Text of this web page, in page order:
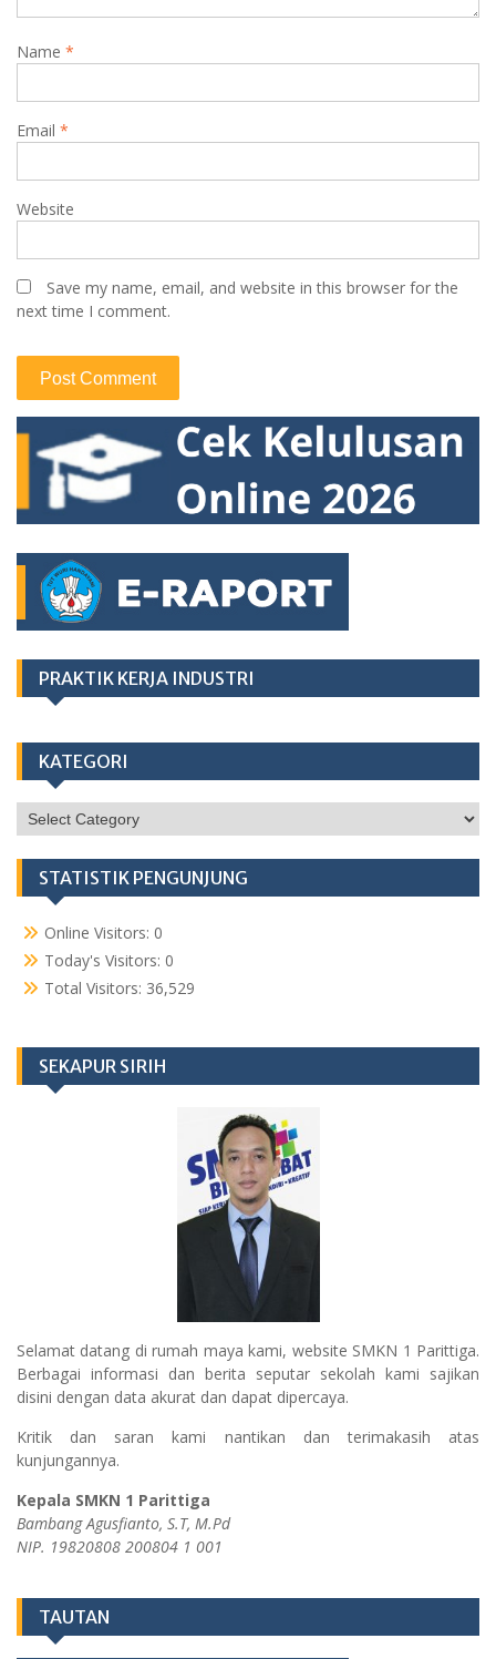
Name *
Email *
Website
Save my name, email, and website in this browser for the
next time I comment.
PRAKTIK KERJA INDUSTRI
KATEGORI
KATEGORI
STATISTIK PENGUNJUNG
Online Visitors: 0
Today's Visitors: 0
Total Visitors: 36,529
SEKAPUR SIRIH
Selamat datang di rumah maya kami, website SMKN 1 Parittiga.
Berbagai informasi dan berita seputar sekolah kami sajikan
disini dengan data akurat dan dapat dipercaya.
Kritik dan saran kami nantikan dan terimakasih atas
kunjungannya.
Kepala SMKN 1 Parittiga
Bambang Agusfianto, S.T, M.Pd
NIP. 19820808 200804 1 001
TAUTAN